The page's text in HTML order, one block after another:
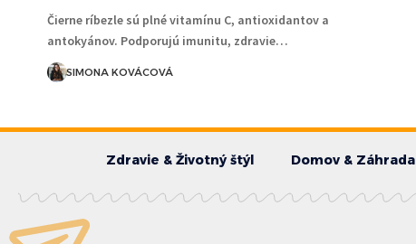
Čierne ríbezle sú plné vitamínu C, antioxidantov a
antokyánov. Podporujú imunitu, zdravie…
SIMONA KOVÁCOVÁ
Zdravie & Životný štýl Domov & Záhrada